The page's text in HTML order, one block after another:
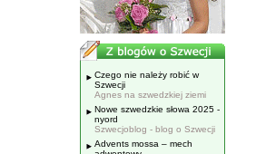
Czego nie należy robić w
Szwecji
Agnes na szwedzkiej ziemi
Nowe szwedzkie słowa 2025 -
nyord
Szwecjoblog - blog o Szwecji
Advents mossa – mech